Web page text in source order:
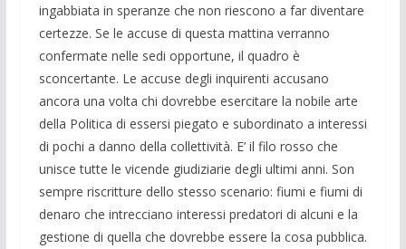
ingabbiata in speranze che non riescono a far diventare
certezze. Se le accuse di questa mattina verranno
confermate nelle sedi opportune, il quadro è
sconcertante. Le accuse degli inquirenti accusano
ancora una volta chi dovrebbe esercitare la nobile arte
della Politica di essersi piegato e subordinato a interessi
di pochi a danno della collettività. E’ il filo rosso che
unisce tutte le vicende giudiziarie degli ultimi anni. Son
sempre riscritture dello stesso scenario: fiumi e fiumi di
denaro che intrecciano interessi predatori di alcuni e la
gestione di quella che dovrebbe essere la cosa pubblica.